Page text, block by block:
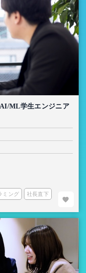
ML学生エンジニア
ミング 社長直下